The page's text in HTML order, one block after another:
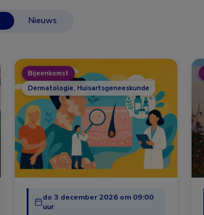
Nieuws
Bijeenkomst
Dermatologie, Huisartsgeneeskunde
do 3 december 2026 om 09:00
uur